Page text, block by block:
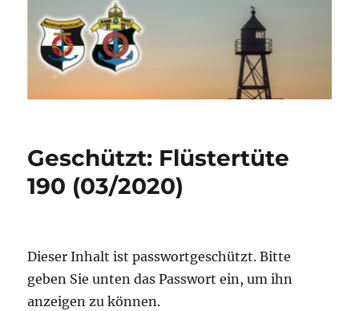
Geschützt: Flüstertüte
190 (03/2020)
Dieser Inhalt ist passwortgeschützt. Bitte
geben Sie unten das Passwort ein, um ihn
anzeigen zu können.